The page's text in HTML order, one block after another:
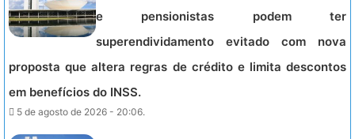
e pensionistas podem ter
superendividamento evitado com nova
proposta que altera regras de crédito e limita descontos
em benefícios do INSS.
5 de agosto de 2026 - 20:06.